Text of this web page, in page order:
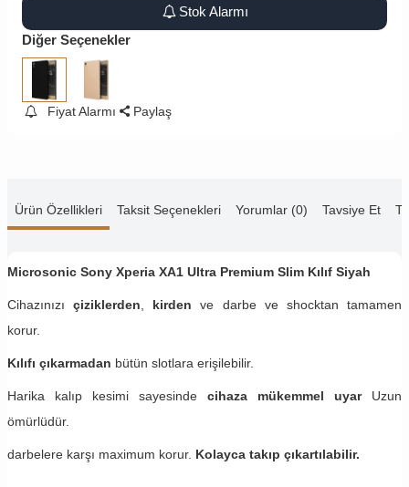
Stok Alarmı
Diğer Seçenekler
Fiyat Alarmı Paylaş
Ürün Özellikleri Taksit Seçenekleri Yorumlar (0) Tavsiye Et
Microsonic Sony Xperia XA1 Ultra Premium Slim Kılıf Siyah
Cihazınızıçiziklerden kirdenve darbe ve shocktan tamamen
korur.
Kılıfı çıkarmadan bütün slotlara erişilebilir.
Harika kalıp kesimi sayesinde cihaza mükemmel uyar Uzun
ömürlüdür.
darbelere karşı maximum korur. Kolayca takıp çıkartılabilir.